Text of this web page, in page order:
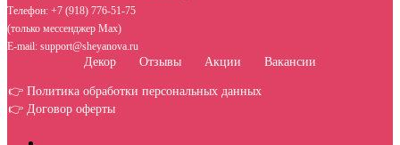
Телефон: +7 (918) 776-51-75
(только мессенджер Max)
E-mail: support@sheyanova.ru
Декор Отзывы Акции Вакансии
👉 Политика обработки персональных данных
👉 Договор оферты